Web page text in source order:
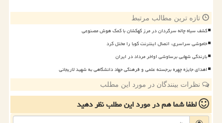
تازه ترین مطالب مرتبط
کشف سیاه چاله سرگردان در مرز کهکشان با کمک هوش مصنوعی
خاموشی سراسری، اتصال اینترنت کوبا را مختل کرد
بارندگی شهابی برساوشی اواخر مرداد در ایران
اهدای جایزه چهره برجسته علمی و فرهنگی جهاد دانشگاهی به شهید لاریجانی
نظرات بینندگان در مورد این مطلب
لطفا شما همدر مورد این مطلبنظر دهید